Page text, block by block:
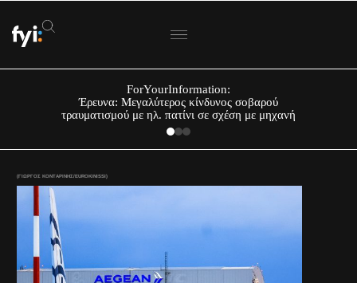
ForYourInformation:
Έρευνα: Μεγαλύτερος κίνδυνος σοβαρού
τραυματισμού με ηλ. πατίνι σε σχέση με μηχανή
(ΓΙΩΡΓΟΣ ΚΟΝΤΑΡΙΝΗΣ/EUROKINISSI)